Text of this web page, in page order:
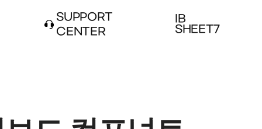
SUPPORT
CENTER
IB
SHEET7